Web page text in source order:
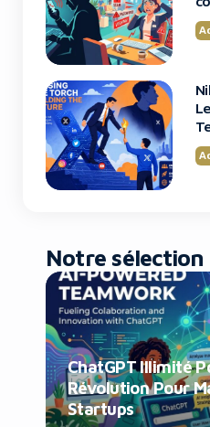
Notre sélection
ChatGPT Illimité
Révolution Pour
Startups